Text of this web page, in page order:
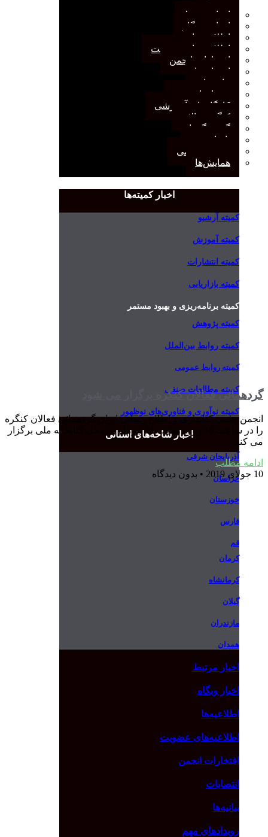
اخبار مرتبط
اخبار وب‌گاه
اطلاعیه‌ها
اطلاعیه‌های عضویت
افتخارات انجمن
انتصاب‌ها
بیانیه‌ها
رویدادهای مهم
کارگاه‌های آموزشی
کنگره سالانه
گفت‌وگوها
یادداشت
مجمع عمومی
همایش‌ها
اخبار کمیته‌ها
کمیته آرشیو
کمیته آموزش
کمیته انتشارات
کمیته بازاریابی
کمیته برنامه‌ریزی و بهبود مستمر
کمیته پژوهش
کمیته روابط بین‌الملل
کمیته روابط عمومی
کمیته مطالعات صنفی
کمیته نوآوری و فناوری‌های نوظهور
اخبار شاخه‌های استانی
آذربایجان شرقی
خراسان
خوزستان
فارس
قم
کرمان
کرمانشاه
گیلان
مازندران
همدان
اخبار مرتبط
اخبار وبگاه
اطلاعیه‌ها
اطلاعیه‌های عضویت
افتخارات انجمن
انتصابات
بیانیه‌ها
رویدادهای مهم
گردهمائی فعالان کنگره برگزار می شود
انجمن علمی کتابداری و اطلاع رسانی ایران گردهمائی فعالان کنگره
را در ساعت 16 روز دوشنبه 24 تیرماه در محل کتابخانه ملی برگزار
می کند.
ادامه مطلب
10 جولای 2019
بدون دیدگاه